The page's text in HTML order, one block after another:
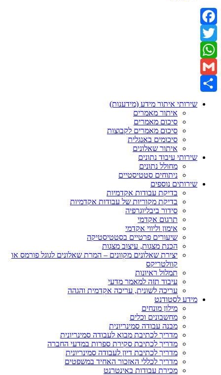
Facebook
Twitter
WhatsApp
Gmail
שירותי איתור מידע (מידענות)
איתור מאמרים
סיכום מאמרים
סיכום מאמרים לקבוצות
סיכומים באנגלית
איתור שאלונים
שירותי עיבוד נתונים
מחולל נתונים
ניתוחים סטטיסטיים
שירותים נוספים
בדיקת עבודות אקדמיות
בדיקת מקוריות של עבודות אקדמיות
סידור ביבליוגרפיה
תרגום אקדמי
אימון וליווי אקדמי
שיעורים פרטיים בסטטיסטיקה
הכנת מצגות, עיצוב מצגות
יצירת שאלונים מקוונים – המרת שאלונים לגוגל פורמס או
קוולטריקס
תמלול ראיונות
עיבוד תזה למאמר מדעי
עריכה לשונית, עריכה אקדמית והגהה
מידע לסטודנט
מילון מונחים
מחשבונים וכלים
מבנה עבודה סמינריונית
מדריך לכתיבת מבוא לעבודה סמינריונית
מדריך לכתיבת סקירת ספרות במדעי החברה
מדריך לכתיבת דיון לעבודה סמינריונית
מדריך לכללי האזכור האחיד במשפטים
מכירת עבודות באינטרנט